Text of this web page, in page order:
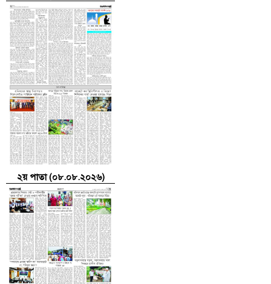
২য় পাতা (০৮.০৮.২০২৬)